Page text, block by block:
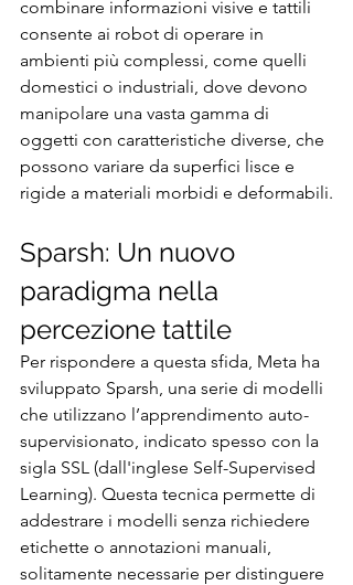
combinare informazioni visive e tattili
consente ai robot di operare in
ambienti più complessi, come quelli
domestici o industriali, dove devono
manipolare una vasta gamma di
oggetti con caratteristiche diverse, che
possono variare da superfici lisce e
rigide a materiali morbidi e deformabili.
Sparsh: Un nuovo
paradigma nella
percezione tattile
Per rispondere a questa sfida, Meta ha
sviluppato Sparsh, una serie di modelli
che utilizzano l’apprendimento auto-
supervisionato, indicato spesso con la
sigla SSL (dall'inglese Self-Supervised
Learning). Questa tecnica permette di
addestrare i modelli senza richiedere
etichette o annotazioni manuali,
solitamente necessarie per distinguere